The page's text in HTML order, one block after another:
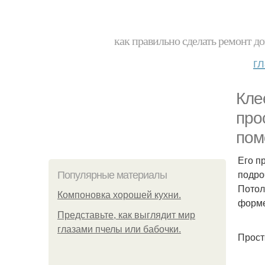
как правильно сделать ремонт
Популярные материалы
Компоновка хорошей кухни.
Представьте, как выглядит мир
глазами пчелы или бабочки.
Его